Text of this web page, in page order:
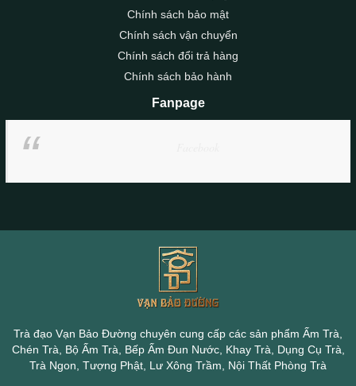
Chính sách bảo mật
Chính sách vận chuyển
Chính sách đổi trả hàng
Chính sách bảo hành
Fanpage
Trà đạo Vạn Bảo Đường chuyên cung cấp các sản phẩm Ấm Trà,
Chén Trà, Bộ Ấm Trà, Bếp Ấm Đun Nước, Khay Trà, Dụng Cụ Trà,
Trà Ngon, Tượng Phật, Lư Xông Trầm, Nội Thất Phòng Trà